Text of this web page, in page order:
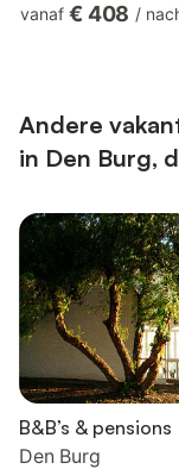
fietsliefhebbers.
uitzicht op de
vanaf € 408 /
Andere
in Den Burg,
B&B’s & pensions
Den Burg